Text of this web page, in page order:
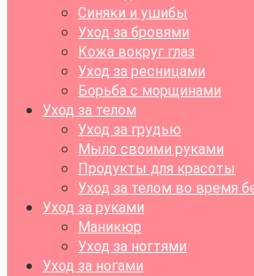
Синяки и ушибы
Уход за бровями
Кожа вокруг глаз
Уход за ресницами
Борьба с морщинами
Уход за телом
Уход за грудью
Мыло своими руками
Продукты для красоты
Уход за телом во время
Уход за руками
Маникюр
Уход за ногтями
Уход за ногами